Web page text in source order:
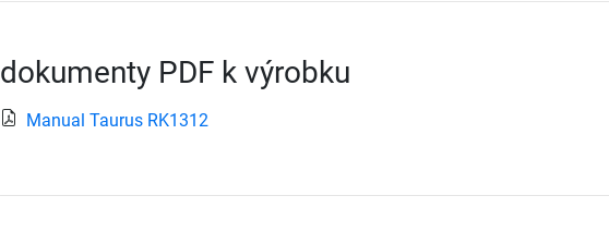
dokumenty PDF k výrobku
Manual Taurus RK1312